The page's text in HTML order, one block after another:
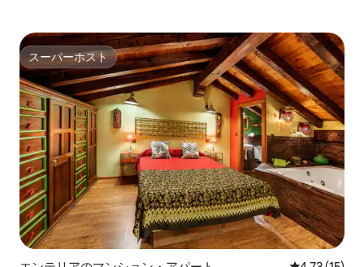
スーパーホスト
スーパーホスト